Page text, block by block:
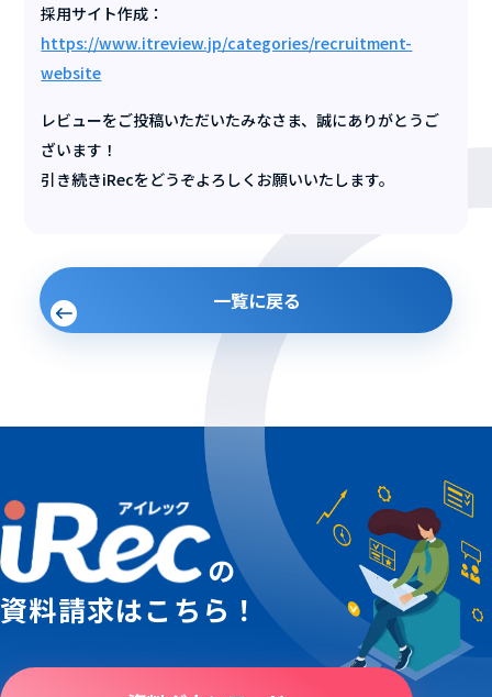
採用サイト作成：
https://www.itreview.jp/categories/recruitment-
website
レビューをご投稿いただいたみなさま、誠にありがとうご
ざいます！
引き続きiRecをどうぞよろしくお願いいたします。
一覧に戻る
の
資料請求はこちら！